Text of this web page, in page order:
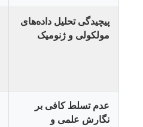
پیچیدگی تحلیل داده‌های
مولکولی و ژنومیک
عدم تسلط کافی بر
نگارش علمی و